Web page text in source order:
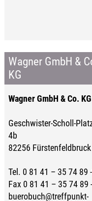
Wagner GmbH &
KG
Wagner GmbH & Co. KG
Geschwister-Scholl-
4b
82256 Fürstenfeldbruck
Tel. 0 81 41 – 35 74 89
Fax 0 81 41 – 35 74 89
buerobuch@treffpunkt-